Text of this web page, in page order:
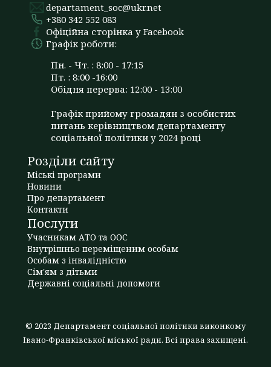
departament_soc@ukr.net
+380 342 552 083
Офіційна сторінка у Facebook
Графік роботи:
Пн. - Чт. : 8:00 - 17:15
Пт. : 8:00 -16:00
Обідня перерва: 12:00 - 13:00
Графік прийому громадян з особистих
питань керівництвом департаменту
соціальної політики у 2024 році
Розділи сайту
Міські програми
Новини
Про департамент
Контакти
Послуги
Учасникам АТО та ООС
Внутрішньо переміщеним особам
Особам з інвалідністю
Сім'ям з дітьми
Державні соціальні допомоги
© 2023 Департамент соціальної політики виконкому
Івано-Франківської міської ради. Всі права захищені.